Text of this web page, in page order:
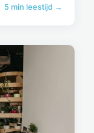
5 min leestijd →